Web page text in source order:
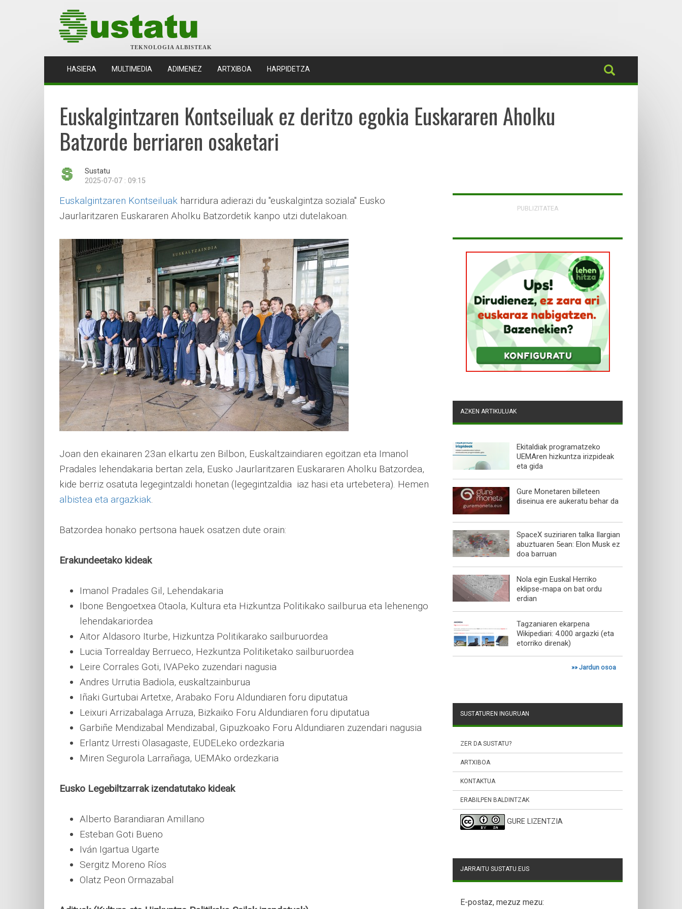
TEKNOLOGIA ALBISTEAK
HASIERA (CURRENT)
MULTIMEDIA ADIMENEZ ARTXIBOA HARPIDETZA
Euskalgintzaren Kontseiluak ez deritzo egokia Euskararen Aholku
Batzorde berriaren osaketari
Sustatu
2025-07-07 : 09:15
Euskalgintzaren Kontseiluak harridura adierazi du "euskalgintza soziala" Eusko
Jaurlaritzaren Euskararen Aholku Batzordetik kanpo utzi dutelakoan.
Joan den ekainaren 23an elkartu zen Bilbon, Euskaltzaindiaren egoitzan eta Imanol
Pradales lehendakaria bertan zela, Eusko Jaurlaritzaren Euskararen Aholku Batzordea,
kide berriz osatuta legegintzaldi honetan (legegintzaldia iaz hasi eta urtebetera). Hemen
albistea eta argazkiak.
Batzordea honako pertsona hauek osatzen dute orain:
Erakundeetako kideak
Imanol Pradales Gil, Lehendakaria
Ibone Bengoetxea Otaola, Kultura eta Hizkuntza Politikako sailburua eta lehenengo
lehendakariordea
Aitor Aldasoro Iturbe, Hizkuntza Politikarako sailburuordea
Lucia Torrealday Berrueco, Hezkuntza Politiketako sailburuordea
Leire Corrales Goti, IVAPeko zuzendari nagusia
Andres Urrutia Badiola, euskaltzainburua
Iñaki Gurtubai Artetxe, Arabako Foru Aldundiaren foru diputatua
Leixuri Arrizabalaga Arruza, Bizkaiko Foru Aldundiaren foru diputatua
Garbiñe Mendizabal Mendizabal, Gipuzkoako Foru Aldundiaren zuzendari nagusia
Erlantz Urresti Olasagaste, EUDELeko ordezkaria
Miren Segurola Larrañaga, UEMAko ordezkaria
Eusko Legebiltzarrak izendatutako kideak
Alberto Barandiaran Amillano
Esteban Goti Bueno
Iván Igartua Ugarte
Sergitz Moreno Ríos
Olatz Peon Ormazabal
PUBLIZITATEA
AZKEN ARTIKULUAK
Ekitaldiak programatzeko
UEMAren hizkuntza irizpideak
eta gida
Gure Monetaren billeteen
diseinua ere aukeratu behar da
SpaceX suziriaren talka Ilargian
abuztuaren 5ean: Elon Musk ez
doa barruan
Nola egin Euskal Herriko
eklipse-mapa on bat ordu
erdian
Tagzaniaren ekarpena
Wikipediari: 4.000 argazki (eta
etorriko direnak)
»»Jardun osoa
SUSTATUREN INGURUAN
ZER DA SUSTATU?
ARTXIBOA
KONTAKTUA
ERABILPEN BALDINTZAK
GURE LIZENTZIA
JARRAITU SUSTATU.EUS
E-postaz, mezuz mezu: